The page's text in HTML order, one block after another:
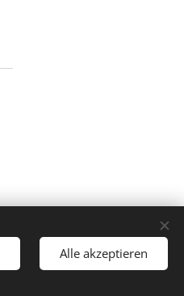
Alle akzeptieren